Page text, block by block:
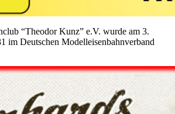
“Theodor Kunz” e.V. wurde am 3.
im Deutschen Modelleisenbahnverband